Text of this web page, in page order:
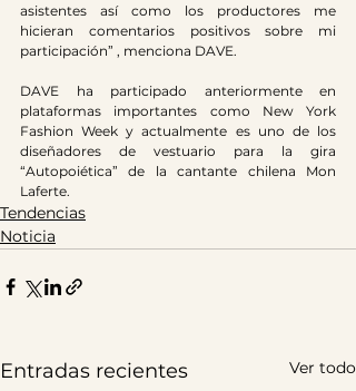
asistentes así como los productores me
hicieran comentarios positivos sobre mi
participación” , menciona DAVE.
DAVE ha participado anteriormente en
plataformas importantes como New York
Fashion Week y actualmente es uno de los
diseñadores de vestuario para la gira
“Autopoiética” de la cantante chilena Mon
Laferte.
Tendencias
Noticia
Entradas recientes Ver todo